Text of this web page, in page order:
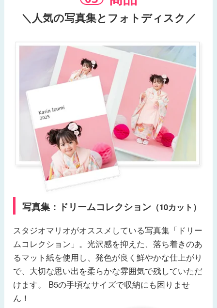
＼人気の写真集とフォトディスク／
写真集：ドリームコレクション （10カット）
スタジオマリオがオススメしている写真集「ドリー
ムコレクション」。光沢感を抑えた、落ち着きのあ
るマット紙を使用し、発色が良く鮮やかな仕上がり
で、大切な思い出を柔らかな雰囲気で残していただ
けます。 B5の手頃なサイズで収納にも困りませ
ん！